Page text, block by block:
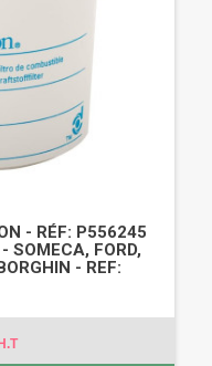
- RÉF: P556245
SOMECA, FORD,
- REF: